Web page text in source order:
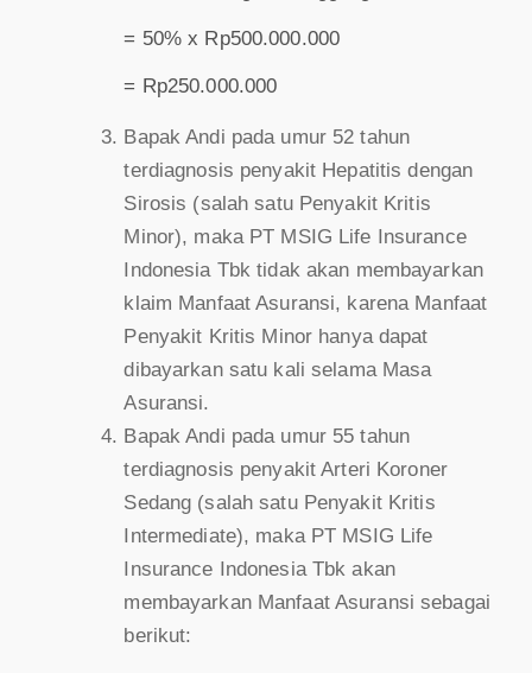
= 50% x Rp500.000.000
= Rp250.000.000
Bapak Andi pada umur 52 tahun
terdiagnosis penyakit Hepatitis dengan
Sirosis (salah satu Penyakit Kritis
Minor), maka PT MSIG Life Insurance
Indonesia Tbk tidak akan membayarkan
klaim Manfaat Asuransi, karena Manfaat
Penyakit Kritis Minor hanya dapat
dibayarkan satu kali selama Masa
Asuransi.
Bapak Andi pada umur 55 tahun
terdiagnosis penyakit Arteri Koroner
Sedang (salah satu Penyakit Kritis
Intermediate), maka PT MSIG Life
Insurance Indonesia Tbk akan
membayarkan Manfaat Asuransi sebagai
berikut: